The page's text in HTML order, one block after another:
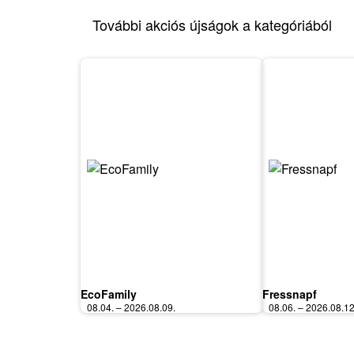
További akciós újságok a kategóriából
EcoFamily
08.04. – 2026.08.09.
Fressnapf
08.06. –